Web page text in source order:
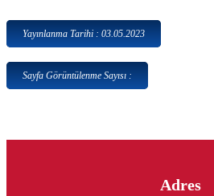
Yayınlanma Tarihi : 03.05.2023
Sayfa Görüntülenme Sayısı :
Adres